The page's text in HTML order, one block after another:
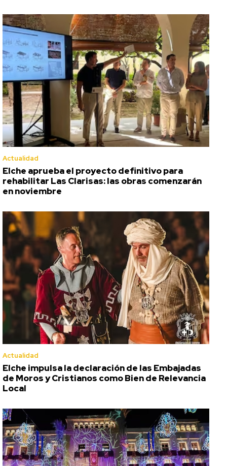
Actualidad
Elche aprueba el proyecto definitivo para
rehabilitar Las Clarisas: las obras comenzarán
en noviembre
Actualidad
Elche impulsa la declaración de las Embajadas
de Moros y Cristianos como Bien de Relevancia
Local